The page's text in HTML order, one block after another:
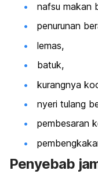
nafsu makan
penurunan
lemas,
batuk,
kurangnya
nyeri tulang
pembesaran
Penyebab